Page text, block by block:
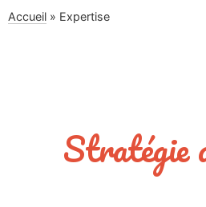
Accueil » Expertise
Stratégie